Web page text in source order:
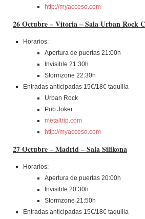
http://myacceso.com
26 Octubre – Vitoria – Sala Urban Rock
Horarios:
Apertura de puertas 21:00h
Invisible 21:30h
Stormzone 22:30h
Entradas anticipadas 15€/18€ taquilla
Urban Rock
Pub Joker
metaltrip.com
http://myacceso.com
27 Octubre – Madrid – Sala Silikona
Horarios:
Apertura de puertas 20:00h
Invisible 20:30h
Stormzone 21:50h
Entradas anticipadas 15€/18€ taquilla